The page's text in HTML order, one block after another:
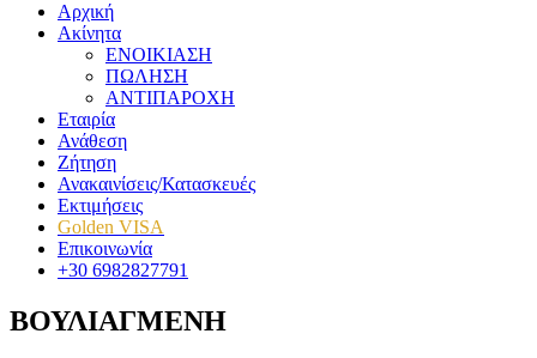
Αρχική
Ακίνητα
ΕΝΟΙΚΙΑΣΗ
ΠΩΛΗΣΗ
ΑΝΤΙΠΑΡΟΧΗ
Εταιρία
Ανάθεση
Ζήτηση
Ανακαινίσεις/Κατασκευές
Εκτιμήσεις
Golden VISA
Επικοινωνία
+30 6982827791
ΒΟΥΛΙΑΓΜΕΝΗ